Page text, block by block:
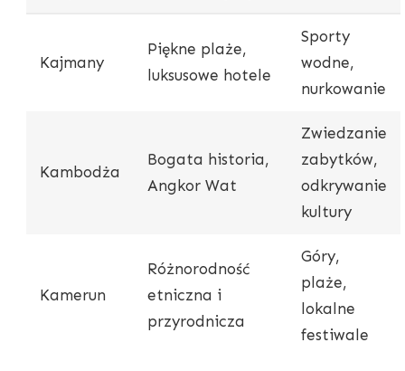
Kajmany
Piękne plaże,
luksusowe hotele
Sporty
wodne,
nurkowanie
Kambodża
Bogata historia,
Angkor Wat
Zwiedzanie
zabytków,
odkrywanie
kultury
Kamerun
Różnorodność
etniczna i
przyrodnicza
Góry,
plaże,
lokalne
festiwale